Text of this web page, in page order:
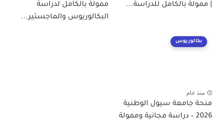
| ممولة بالكامل للدراسة...
ممولة بالكامل لدراسة
البكالوريوس والماجستير...
بكالوريوس
منذ عام
منحة جامعة سيول الوطنية
2026 – دراسة مجانية وممولة